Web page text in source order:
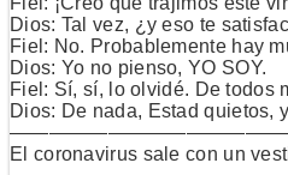
Dios: Tal vez, ¿y eso te
Fiel: No. Probablemente hay
Dios: Yo no pienso, YO SOY.
Fiel: Sí, sí, lo olvidé. De todos
Dios: De nada, Estad quietos,
El coronavirus sale con un